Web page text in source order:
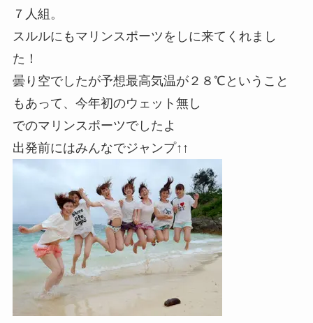
７人組。
スルルにもマリンスポーツをしに来てくれまし
た！
曇り空でしたが予想最高気温が２８℃ということ
もあって、今年初のウェット無し
でのマリンスポーツでしたよ
出発前にはみんなでジャンプ↑↑